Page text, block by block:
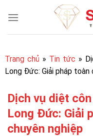
đến
Trang chủ» Tin tức »
Long Đức: Giải pháp toàn
Dịch vụ diệt
Long Đức: Giải
chuyên nghiệp